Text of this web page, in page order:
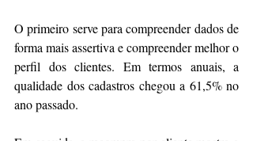
O primeiro serve para compreender dados de
forma mais assertiva e compreender melhor o
perfil dos clientes. Em termos anuais, a
qualidade dos cadastros chegou a 61,5% no
ano passado.